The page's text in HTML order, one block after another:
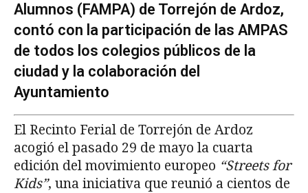
Alumnos (FAMPA) de Torrejón de Ardoz,
contó con la participación de las AMPAS
de todos los colegios públicos de la
ciudad y la colaboración del
Ayuntamiento
El Recinto Ferial de Torrejón de Ardoz
acogió el pasado 29 de mayo la cuarta
edición del movimiento europeo “Streets for
Kids”, una iniciativa que reunió a cientos de